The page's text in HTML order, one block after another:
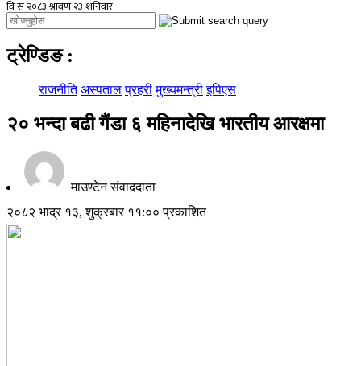
ट्रेण्डिङ :
राजनीति अस्पताल प्रहरी मुख्यमन्त्री इपिएस
२० भन्दा बढी गैंडा ६ महिनादेखि भारतीय आरक्षमा
माउण्टेन संवाददाता
२०८२ भाद्र १३, शुक्रबार ११:०० प्रकाशित